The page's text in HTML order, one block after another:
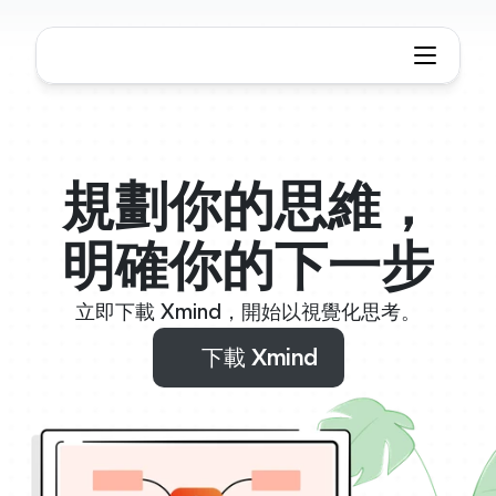
規劃你的思維，
明確你的下一步
立即下載 Xmind，開始以視覺化思考。
下載 Xmind